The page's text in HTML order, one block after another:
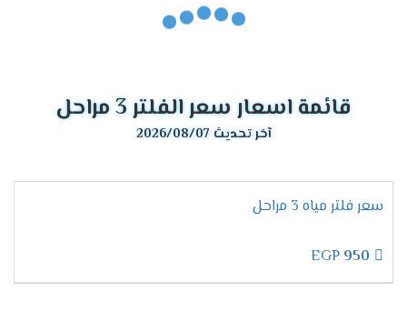
قائمة اسعار سعر الفلتر 3 مراحل
آخر تحديث 2026/08/07
سعر فلتر مياه 3 مراحل
950